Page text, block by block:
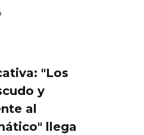
"Los
y
al
llega